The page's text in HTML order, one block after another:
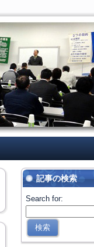
記事の検索
Search for: